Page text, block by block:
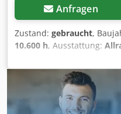
Anfragen
Zustand: gebraucht,
10.600 h, Ausstattung:
CATERPILLAR 972 XE
253 kW, Wage, Djdpfsu
neuwertige Zustand Netto